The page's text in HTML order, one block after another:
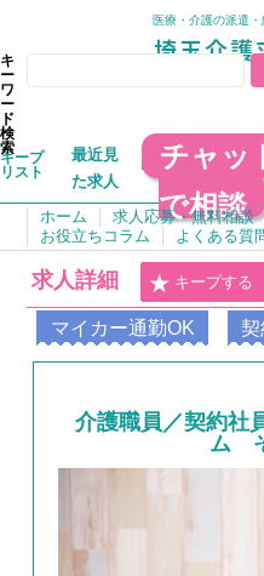
医療・介護の派遣
キ
ー
ワ
ー
ド
検
索
キープ
リスト
最近見
た求人
チャッ
で相談
ホーム 求人応募・無料相談
お役立ちコラム
よくある質
求人詳細 キープする
マイカー通勤OK 契
介護職員／契約社
ム